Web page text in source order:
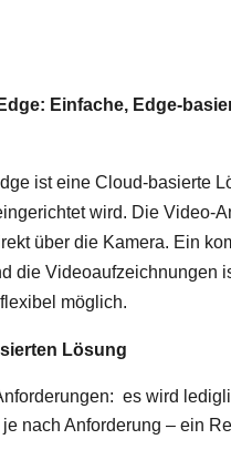
Einfache, Edge-
ist eine Cloud-basierte
wird. Die Video-
über die Kamera. Ein
die Videoaufzeichnungen
möglich.
Lösung
es wird
nach Anforderung – ein